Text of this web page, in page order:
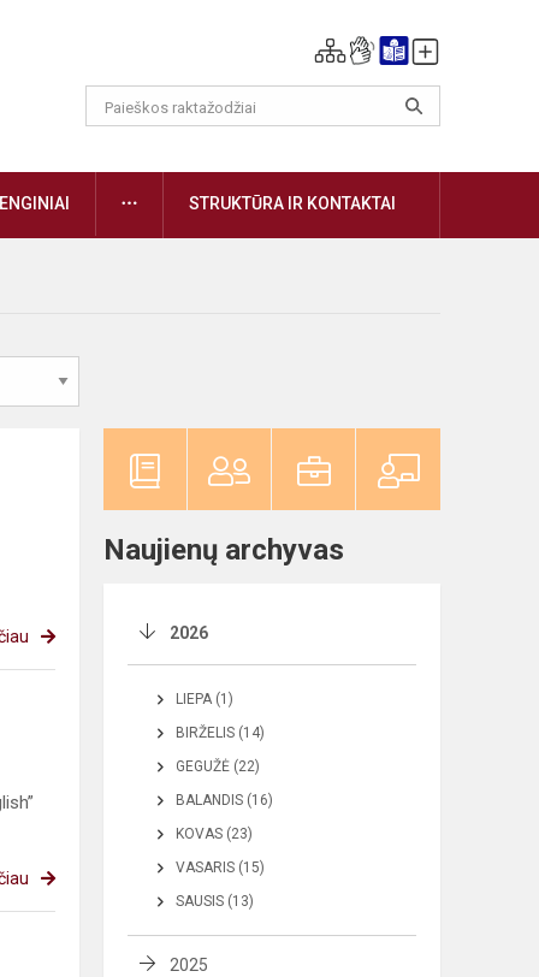
DAUGIAUSTRUKTŪRA IR KONTAKTAI
Naujienų archyvas
2026
LIEPA (1)
BIRŽELIS (14)
GEGUŽĖ (22)
BALANDIS (16)
KOVAS (23)
VASARIS (15)
SAUSIS (13)
2025